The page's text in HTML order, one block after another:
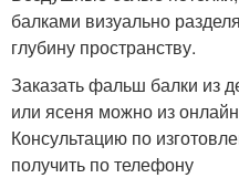
балками визуально
глубину пространству.
Заказать фальш балки из
или ясеня можно из
Консультацию по
получить по телефону